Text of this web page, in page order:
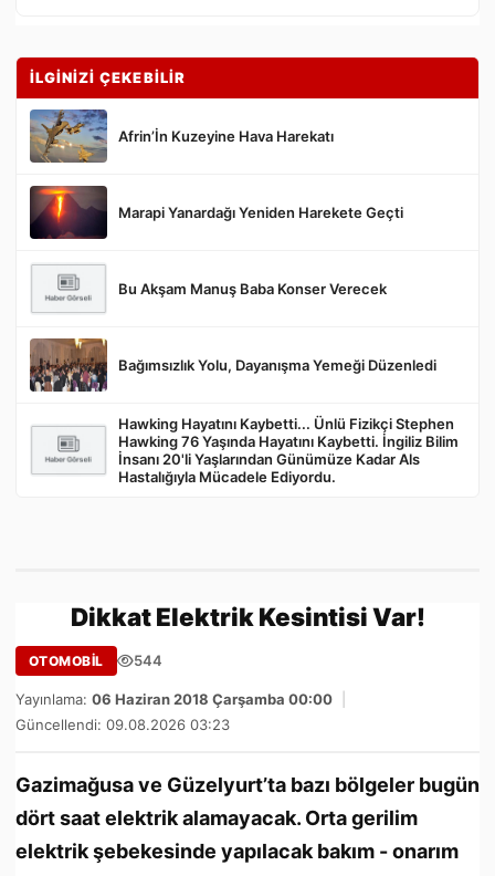
Gönder
İLGİNİZİ ÇEKEBİLİR
Afrin’İn Kuzeyine Hava Harekatı
Marapi Yanardağı Yeniden Harekete Geçti
Bu Akşam Manuş Baba Konser Verecek
Bağımsızlık Yolu, Dayanışma Yemeği Düzenledi
Hawking Hayatını Kaybetti... Ünlü Fizikçi Stephen
Hawking 76 Yaşında Hayatını Kaybetti. İngiliz Bilim
İnsanı 20'li Yaşlarından Günümüze Kadar Als
Hastalığıyla Mücadele Ediyordu.
Dikkat Elektrik Kesintisi Var!
OTOMOBİL 544
Yayınlama: 06 Haziran 2018 Çarşamba 00:00
Güncellendi: 09.08.2026 03:23
Gazimağusa ve Güzelyurt’ta bazı bölgeler bugün
dört saat elektrik alamayacak. Orta gerilim
elektrik şebekesinde yapılacak bakım - onarım